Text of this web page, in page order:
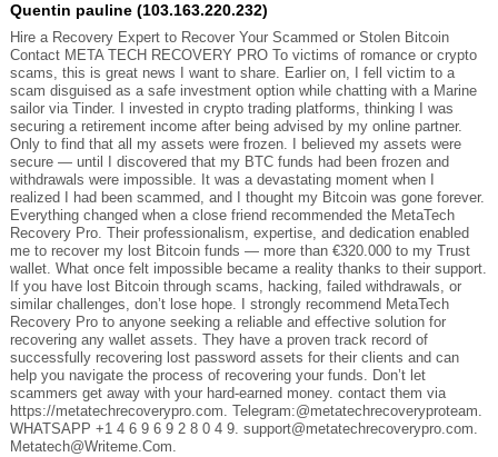
Quentin pauline (103.163.220.232)
Hire a Recovery Expert to Recover Your Scammed or Stolen Bitcoin
Contact META TECH RECOVERY PRO To victims of romance or crypto
scams, this is great news I want to share. Earlier on, I fell victim to a
scam disguised as a safe investment option while chatting with a Marine
sailor via Tinder. I invested in crypto trading platforms, thinking I was
securing a retirement income after being advised by my online partner.
Only to find that all my assets were frozen. I believed my assets were
secure — until I discovered that my BTC funds had been frozen and
withdrawals were impossible. It was a devastating moment when I
realized I had been scammed, and I thought my Bitcoin was gone forever.
Everything changed when a close friend recommended the MetaTech
Recovery Pro. Their professionalism, expertise, and dedication enabled
me to recover my lost Bitcoin funds — more than €320.000 to my Trust
wallet. What once felt impossible became a reality thanks to their support.
If you have lost Bitcoin through scams, hacking, failed withdrawals, or
similar challenges, don’t lose hope. I strongly recommend MetaTech
Recovery Pro to anyone seeking a reliable and effective solution for
recovering any wallet assets. They have a proven track record of
successfully recovering lost password assets for their clients and can
help you navigate the process of recovering your funds. Don’t let
scammers get away with your hard-earned money. contact them via
https://metatechrecoverypro.com. Telegram:@metatechrecoveryproteam.
WHATSAPP +1 4 6 9 6 9 2 8 0 4 9. support@metatechrecoverypro.com.
Metatech@Writeme.Com.